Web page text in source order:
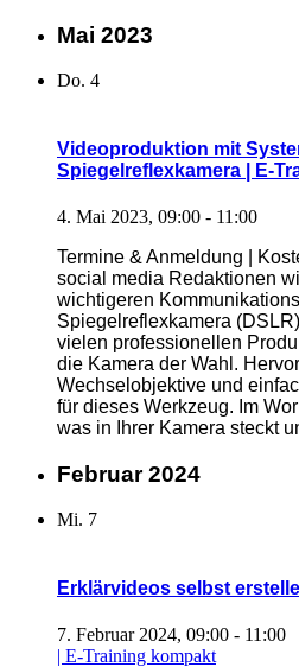
Mai 2023
Do. 4
Videoproduktion mit
Spiegelreflexkamera | E-
4. Mai 2023, 09:00 - 11:00
Termine & Anmeldung |
social media Redaktionen
wichtigeren
Spiegelreflexkamera
vielen professionellen
die Kamera der Wahl.
Wechselobjektive und
für dieses Werkzeug. Im
was in Ihrer Kamera steckt
Februar 2024
Mi. 7
Erklärvideos selbst
7. Februar 2024, 09:00 - 11:00
| E-Training kompakt